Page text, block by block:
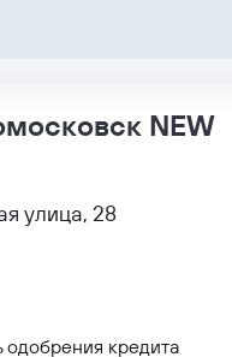
NEW
улица, 28
одобрения кредита